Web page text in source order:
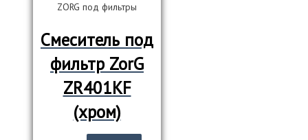
ZORG под фильтры
Смеситель под
фильтр ZorG
ZR401KF
(хром)